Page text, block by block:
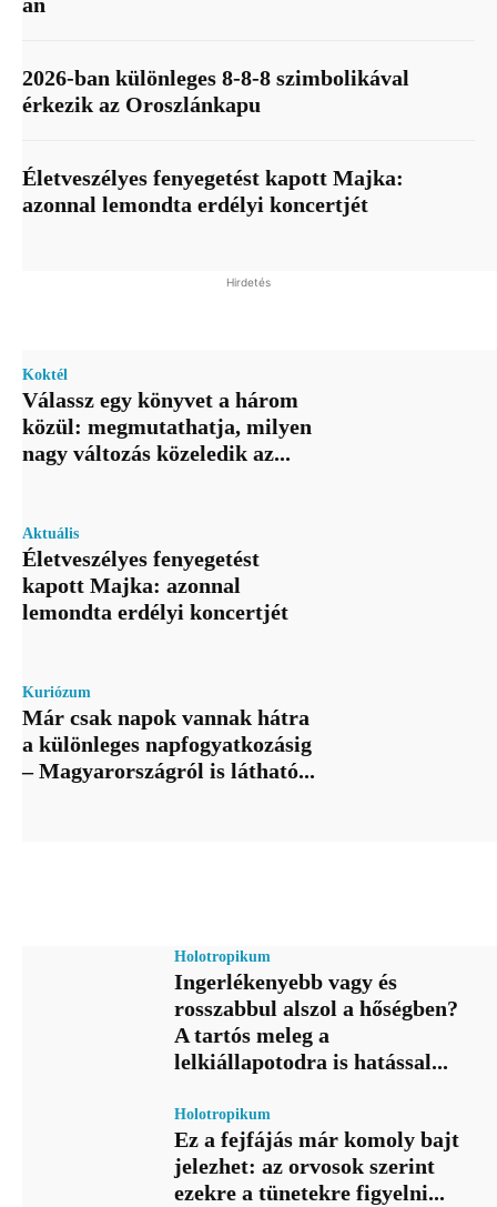
2026-ban különleges 8-8-8 szimbolikával
érkezik az Oroszlánkapu
Életveszélyes fenyegetést kapott Majka:
azonnal lemondta erdélyi koncertjét
Hirdetés
Koktél
Válassz egy könyvet a három
közül: megmutathatja, milyen
nagy változás közeledik az...
Aktuális
Életveszélyes fenyegetést
kapott Majka: azonnal
lemondta erdélyi koncertjét
Kuriózum
Már csak napok vannak hátra
a különleges napfogyatkozásig
– Magyarországról is látható...
Holotropikum
Ingerlékenyebb vagy és
rosszabbul alszol a hőségben?
A tartós meleg a
lelkiállapotodra is hatással...
Holotropikum
Ez a fejfájás már komoly bajt
jelezhet: az orvosok szerint
ezekre a tünetekre figyelni...